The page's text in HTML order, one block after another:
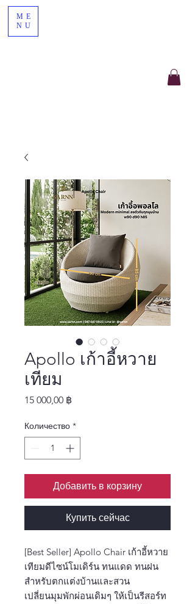
ME
NU
Apollo เก้าอี้หวาย
เทียม
15 000,00 ฿
Количество *
Добавить в корзину
Купить сейчас
[Best Seller] Apollo Chair เก้าอี้หวาย
เทียมดีไซน์โมเดิร์น ทนแดด ทนฝน
สำหรับตกแต่งบ้านและสวน
เปลี่ยนมุมพักผ่อนเดิมๆ ให้เป็นรีสอร์ท